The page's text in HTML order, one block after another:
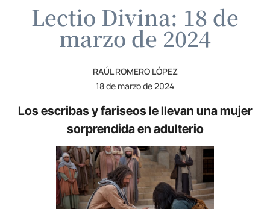
Lectio Divina: 18 de
marzo de 2024
RAÚL ROMERO LÓPEZ
18 de marzo de 2024
Los escribas y fariseos le llevan una mujer
sorprendida en adulterio